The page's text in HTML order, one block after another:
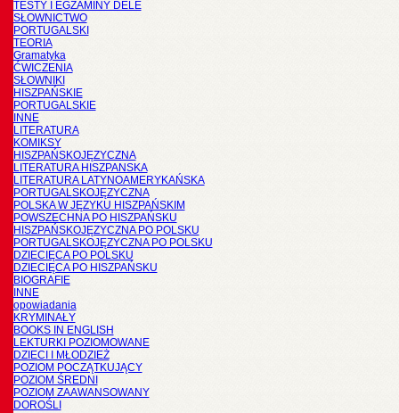
TESTY I EGZAMINY DELE
SŁOWNICTWO
PORTUGALSKI
TEORIA
Gramatyka
ĆWICZENIA
SŁOWNIKI
HISZPAŃSKIE
PORTUGALSKIE
INNE
LITERATURA
KOMIKSY
HISZPAŃSKOJĘZYCZNA
LITERATURA HISZPANSKA
LITERATURA LATYNOAMERYKAŃSKA
PORTUGALSKOJĘZYCZNA
POLSKA W JĘZYKU HISZPAŃSKIM
POWSZECHNA PO HISZPAŃSKU
HISZPAŃSKOJĘZYCZNA PO POLSKU
PORTUGALSKOJĘZYCZNA PO POLSKU
DZIECIĘCA PO POLSKU
DZIECIĘCA PO HISZPAŃSKU
BIOGRAFIE
INNE
opowiadania
KRYMINAŁY
BOOKS IN ENGLISH
LEKTURKI POZIOMOWANE
DZIECI I MŁODZIEŻ
POZIOM POCZĄTKUJĄCY
POZIOM ŚREDNI
POZIOM ZAAWANSOWANY
DOROŚLI